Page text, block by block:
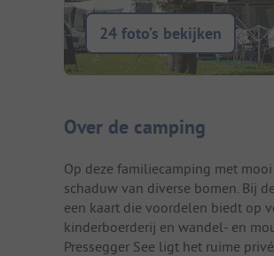
24 foto’s bekijken
Camping
Over de camping
Op deze familiecamping met
schaduw van diverse bomen. Bij
een kaart die voordelen biedt op
kinderboerderij en wandel- en
Pressegger See ligt het ruime